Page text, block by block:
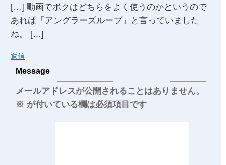
[…] 動画でボクはどちらをよく使うのかというので
あれば「アングラーズループ」と言っていました
ね。 […]
返信
Message
メールアドレスが公開されることはありません。
※ が付いている欄は必須項目です